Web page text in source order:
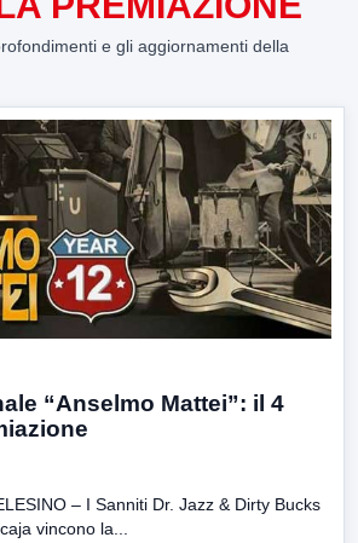
e gli aggiornamenti della
“Anselmo Mattei”: il 4
– I Sanniti Dr. Jazz & Dirty Bucks
vincono la...